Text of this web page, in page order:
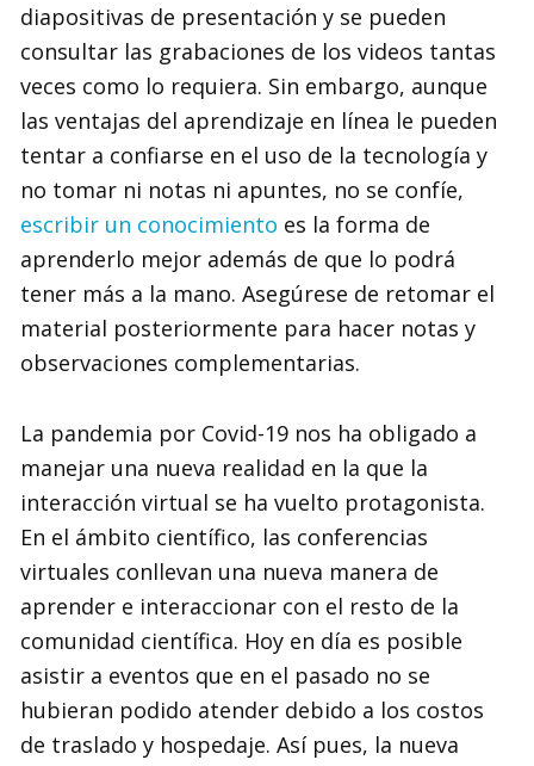
diapositivas de presentación y se pueden
consultar las grabaciones de los videos tantas
veces como lo requiera. Sin embargo, aunque
las ventajas del aprendizaje en línea le pueden
tentar a confiarse en el uso de la tecnología y
no tomar ni notas ni apuntes, no se confíe,
escribir un conocimiento es la forma de
aprenderlo mejor además de que lo podrá
tener más a la mano. Asegúrese de retomar el
material posteriormente para hacer notas y
observaciones complementarias.
La pandemia por Covid-19 nos ha obligado a
manejar una nueva realidad en la que la
interacción virtual se ha vuelto protagonista.
En el ámbito científico, las conferencias
virtuales conllevan una nueva manera de
aprender e interaccionar con el resto de la
comunidad científica. Hoy en día es posible
asistir a eventos que en el pasado no se
hubieran podido atender debido a los costos
de traslado y hospedaje. Así pues, la nueva